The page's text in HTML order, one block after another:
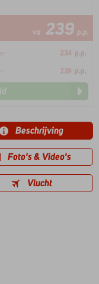
va 239 p.p.
234 p.p.
239 p.p.
Beschrijving
Foto's & Video's
Vlucht